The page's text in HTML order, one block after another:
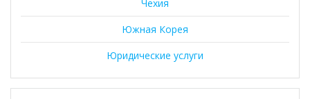
Чехия
Южная Корея
Юридические услуги